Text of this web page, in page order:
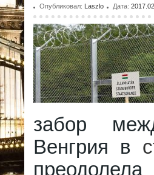
Опубликовал: Laszlo Дата:
забор
Венгрия в